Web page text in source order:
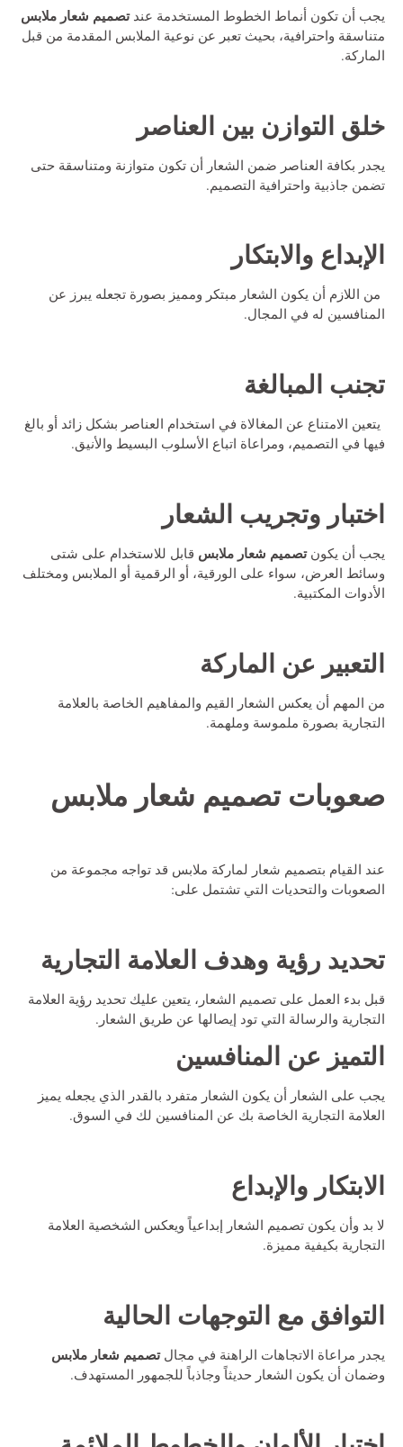
يجب أن تكون أنماط الخطوط المستخدمة عندتصميم شعار ملابس
متناسقة واحترافية، بحيث تعبر عن نوعية الملابس المقدمة من قبل
الماركة.
خلق التوازن بين العناصر
يجدر بكافة العناصر ضمن الشعار أن تكون متوازنة ومتناسقة حتى
تضمن جاذبية واحترافية التصميم.
الإبداع والابتكار
من اللازم أن يكون الشعار مبتكر ومميز بصورة تجعله يبرز عن
المنافسين له في المجال.
تجنب المبالغة
يتعين الامتناع عن المغالاة في استخدام العناصر بشكل زائد أو بالغ
فيها في التصميم، ومراعاة اتباع الأسلوب البسيط والأنيق.
اختبار وتجريب الشعار
يجب أن يكونتصميم شعار ملابس قابل للاستخدام على شتى
وسائط العرض، سواء على الورقية، أو الرقمية أو الملابس ومختلف
الأدوات المكتبية.
التعبير عن الماركة
من المهم أن يعكس الشعار القيم والمفاهيم الخاصة بالعلامة
التجارية بصورة ملموسة وملهمة.
صعوبات تصميم شعار ملابس
عند القيام بتصميم شعار لماركة ملابس قد تواجه مجموعة من
الصعوبات والتحديات التي تشتمل على:
تحديد رؤية وهدف العلامة التجارية
قبل بدء العمل على تصميم الشعار، يتعين عليك تحديد رؤية العلامة
التجارية والرسالة التي تود إيصالها عن طريق الشعار.
التميز عن المنافسين
يجب على الشعار أن يكون الشعار متفرد بالقدر الذي يجعله يميز
العلامة التجارية الخاصة بك عن المنافسين لك في السوق.
الابتكار والإبداع
لا بد وأن يكون تصميم الشعار إبداعياً ويعكس الشخصية العلامة
التجارية بكيفية مميزة.
التوافق مع التوجهات الحالية
يجدر مراعاة الاتجاهات الراهنة في مجالتصميم شعار ملابس
وضمان أن يكون الشعار حديثاً وجاذباً للجمهور المستهدف.